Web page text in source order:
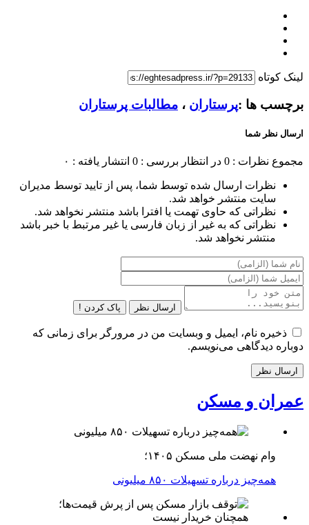
لینک کوتاه
برچسب ها :پرستاران ، مطالبات پرستاران
ارسال نظر شما
مجموع نظرات : 0 در انتظار بررسی : 0 انتشار یافته : ۰
نظرات ارسال شده توسط شما، پس از تایید توسط مدیران
سایت منتشر خواهد شد.
نظراتی که حاوی تهمت یا افترا باشد منتشر نخواهد شد.
نظراتی که به غیر از زبان فارسی یا غیر مرتبط با خبر باشد
منتشر نخواهد شد.
ارسال نظر پاک کردن !
ذخیره نام، ایمیل و وبسایت من در مرورگر برای زمانی که
دوباره دیدگاهی می‌نویسم.
عمران و مسکن
وام نهضت ملی مسکن ۱۴۰۵؛
همه‌چیز درباره تسهیلات ۸۵۰ میلیونی